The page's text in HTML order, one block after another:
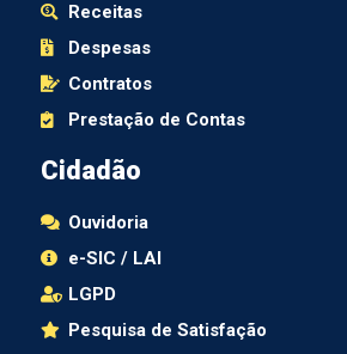
Receitas
Despesas
Contratos
Prestação de Contas
Cidadão
Ouvidoria
e-SIC / LAI
LGPD
Pesquisa de Satisfação